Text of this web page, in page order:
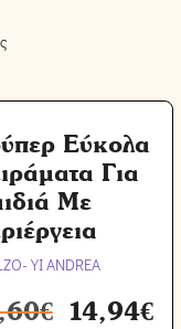
Εύκολα
Για
Με
YI ANDREA
€ 14,94€